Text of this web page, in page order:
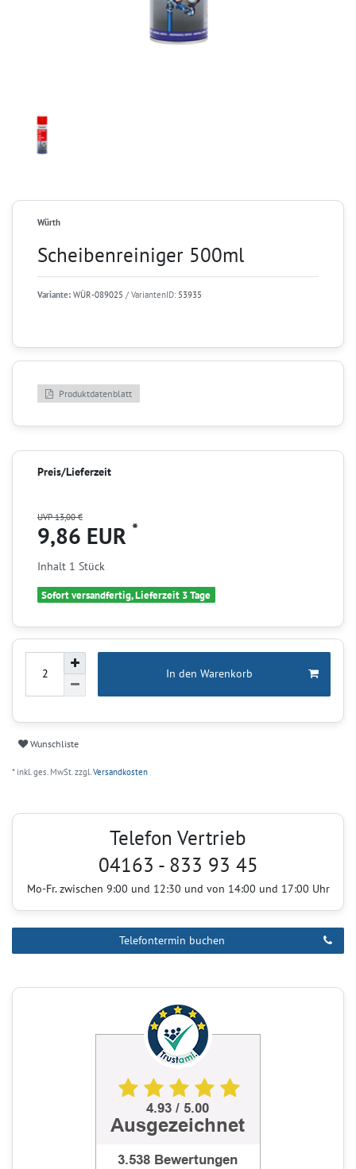
Würth
Scheibenreiniger 500ml
Variante: WÜR-089025 / VariantenID: 53935
Produktdatenblatt
Preis/Lieferzeit
UVP 13,00 €
9,86 EUR *
Inhalt 1 Stück
Sofort versandfertig, Lieferzeit 3 Tage
In den Warenkorb
Wunschliste
* inkl. ges. MwSt. zzgl.Versandkosten
Telefon Vertrieb
04163 - 833 93 45
Mo-Fr. zwischen 9:00 und 12:30 und von 14:00 und 17:00 Uhr
Telefontermin buchen